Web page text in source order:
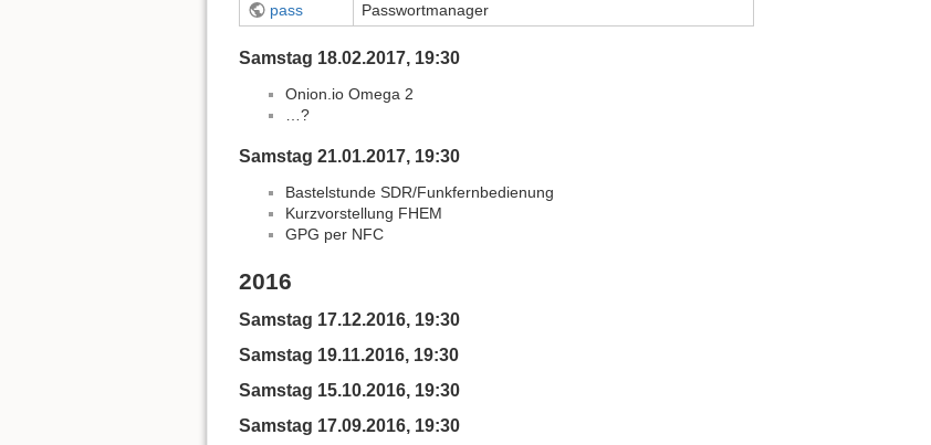
pass
Passwortmanager
Samstag 18.02.2017, 19:30
Onion.io Omega 2
…?
Samstag 21.01.2017, 19:30
Bastelstunde SDR/Funkfernbedienung
Kurzvorstellung FHEM
GPG per NFC
2016
Samstag 17.12.2016, 19:30
Samstag 19.11.2016, 19:30
Samstag 15.10.2016, 19:30
Samstag 17.09.2016, 19:30